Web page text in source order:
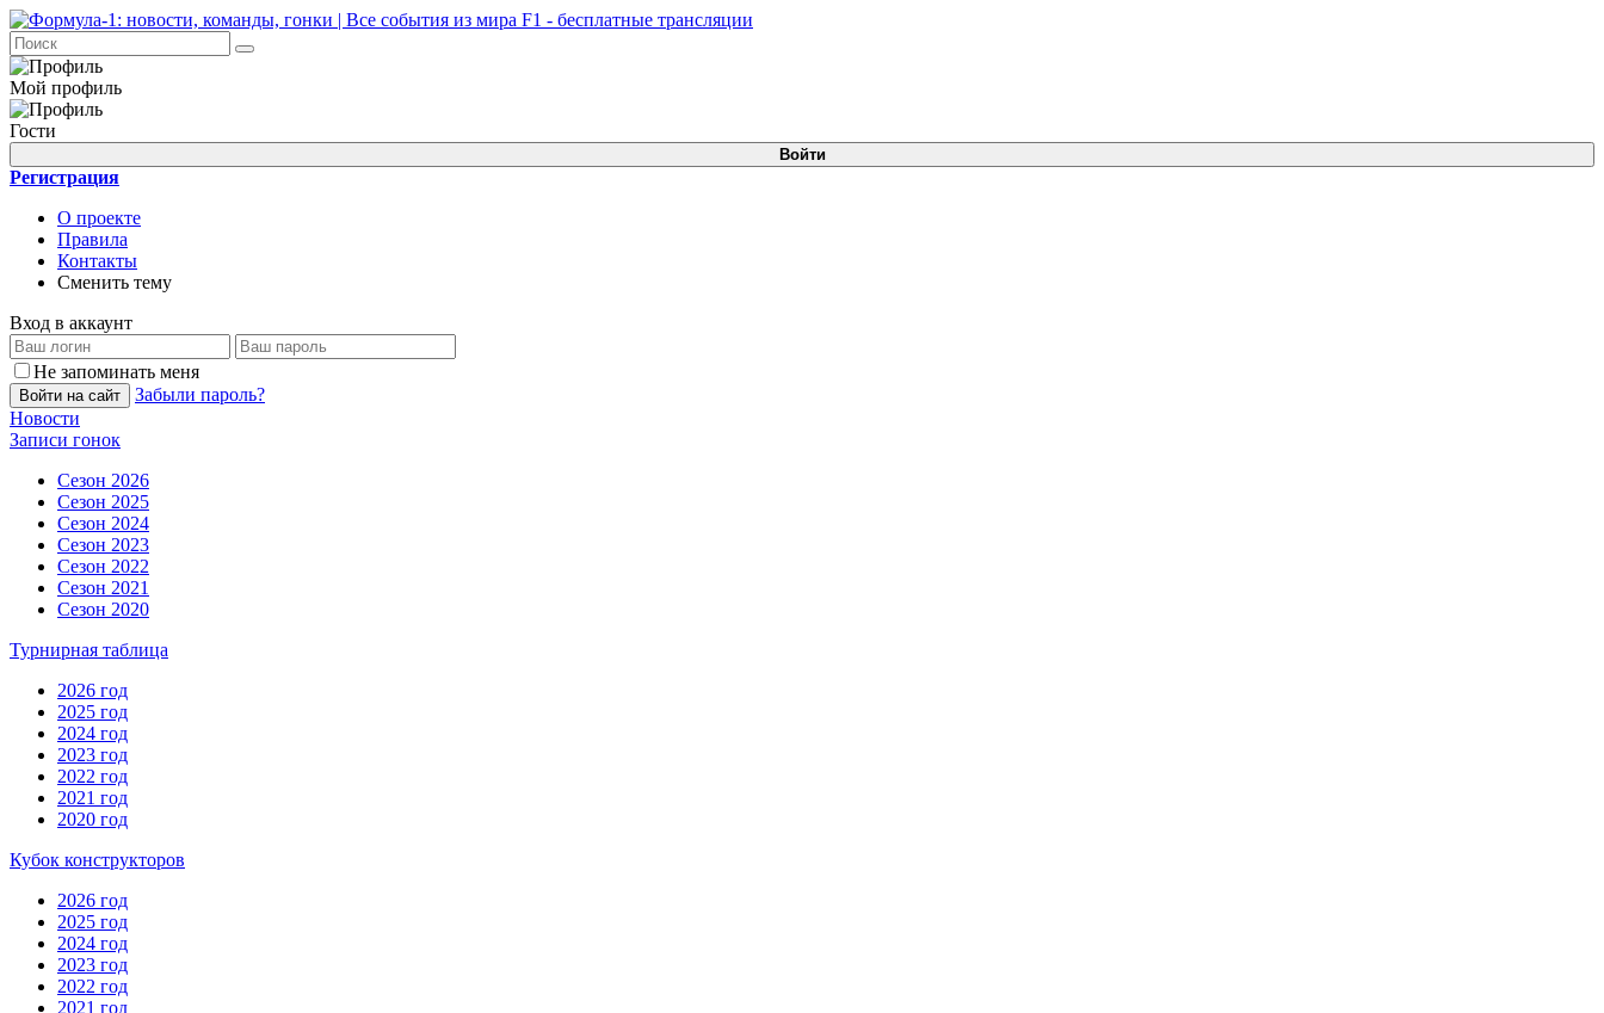
Мой профиль
Гости
Войти
Регистрация
О проекте
Правила
Контакты
Сменить тему
Вход в аккаунт
Не запоминать меня
Войти на сайт
Забыли пароль?
Новости
Записи гонок
Сезон 2026
Сезон 2025
Сезон 2024
Сезон 2023
Сезон 2022
Сезон 2021
Сезон 2020
Турнирная таблица
2026 год
2025 год
2024 год
2023 год
2022 год
2021 год
2020 год
Кубок конструкторов
2026 год
2025 год
2024 год
2023 год
2022 год
2021 год